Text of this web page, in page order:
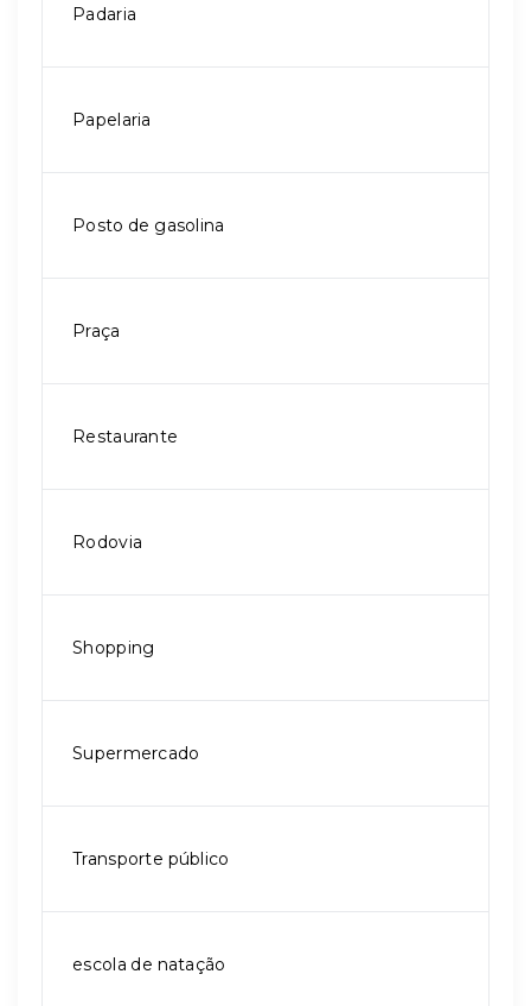
Padaria
Papelaria
Posto de gasolina
Praça
Restaurante
Rodovia
Shopping
Supermercado
Transporte público
escola de natação